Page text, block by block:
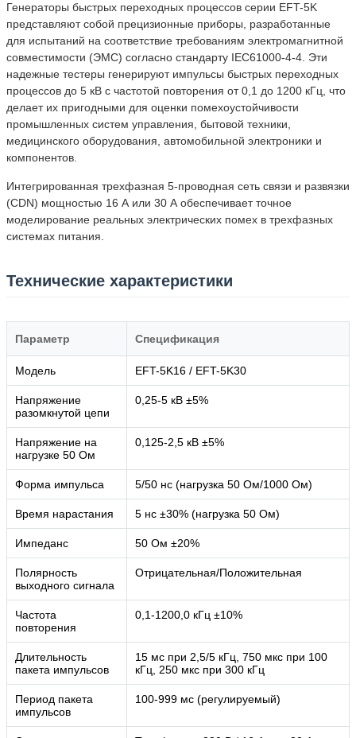
Генераторы быстрых переходных процессов серии EFT-5K
представляют собой прецизионные приборы, разработанные
для испытаний на соответствие требованиям электромагнитной
совместимости (ЭМС) согласно стандарту IEC61000-4-4. Эти
надежные тестеры генерируют импульсы быстрых переходных
процессов до 5 кВ с частотой повторения от 0,1 до 1200 кГц, что
делает их пригодными для оценки помехоустойчивости
промышленных систем управления, бытовой техники,
медицинского оборудования, автомобильной электроники и
компонентов.
Интегрированная трехфазная 5-проводная сеть связи и развязки
(CDN) мощностью 16 А или 30 А обеспечивает точное
моделирование реальных электрических помех в трехфазных
системах питания.
Технические характеристики
Параметр Спецификация
Модель EFT-5K16 / EFT-5K30
Напряжение
разомкнутой цепи
0,25-5 кВ ±5%
Напряжение на
нагрузке 50 Ом
0,125-2,5 кВ ±5%
Форма импульса 5/50 нс (нагрузка 50 Ом/1000 Ом)
Время нарастания 5 нс ±30% (нагрузка 50 Ом)
Импеданс 50 Ом ±20%
Полярность
выходного сигнала
Отрицательная/Положительная
Частота
повторения
0,1-1200,0 кГц ±10%
Длительность
пакета импульсов
15 мс при 2,5/5 кГц, 750 мкс при 100
кГц, 250 мкс при 300 кГц
Период пакета
импульсов
100-999 мс (регулируемый)